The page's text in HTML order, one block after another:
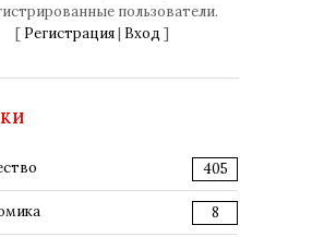
пользователи.
[ Регистрация| Вход ]
405
8